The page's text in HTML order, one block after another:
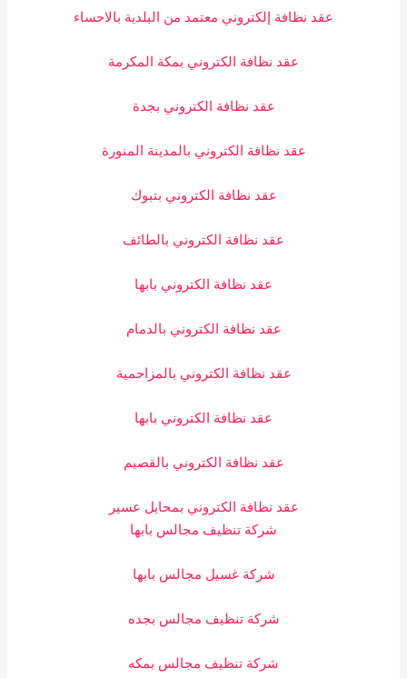
عقد نظافة إلكتروني معتمد من البلدية بالاحساء
عقد نظافة الكتروني بمكة المكرمة
عقد نظافة الكتروني بجدة
عقد نظافة الكتروني بالمدينة المنورة
عقد نظافة الكتروني بتبوك
عقد نظافة الكتروني بالطائف
عقد نظافة الكتروني بابها
عقد نظافة الكتروني بالدمام
عقد نظافة الكتروني بالمزاحمية
عقد نظافة الكتروني بابها
عقد نظافة الكتروني بالقصيم
عقد نظافة الكتروني بمحايل عسير
شركة تنظيف مجالس بابها
شركة غسيل مجالس بابها
شركة تنظيف مجالس بجده
شركة تنظيف مجالس بمكه